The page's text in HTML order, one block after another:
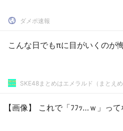
ダメポ速報
こんな日でもπに目がいくのが
SKE48まとめはエメラルド（まとえめ
【画像】 これで「ﾌﾌｯ…ｗ」っ